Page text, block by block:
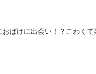
ばけに出会い！？こわくて